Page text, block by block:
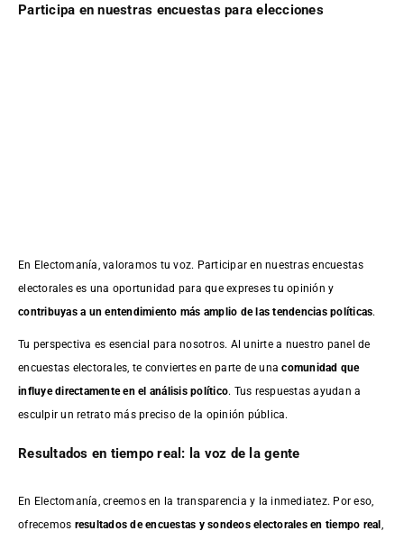
Participa en nuestras encuestas para elecciones
En Electomanía, valoramos tu voz. Participar en nuestras encuestas
electorales es una oportunidad para que expreses tu opinión y
contribuyas a un entendimiento más amplio de las tendencias políticas.
Tu perspectiva es esencial para nosotros. Al unirte a nuestro panel de
encuestas electorales, te conviertes en parte de unacomunidad que
influye directamente en el análisis político. Tus respuestas ayudan a
esculpir un retrato más preciso de la opinión pública.
Resultados en tiempo real: la voz de la gente
En Electomanía, creemos en la transparencia y la inmediatez. Por eso,
ofrecemos resultados deencuestas y sondeos electorales en tiempo real